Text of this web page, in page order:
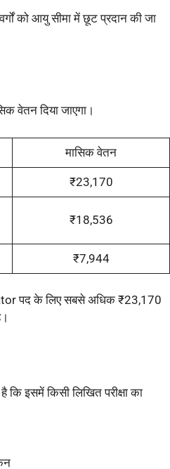
को आयु सीमा में छूट प्रदान की जा
वेतन दिया जाएगा।
मासिक वेतन
₹23,170
₹18,536
₹7,944
पद के लिए सबसे अधिक ₹23,170
कि इसमें किसी लिखित परीक्षा का